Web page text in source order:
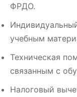
ФРДО.
учебным
Техническая
связанным с
Налоговый